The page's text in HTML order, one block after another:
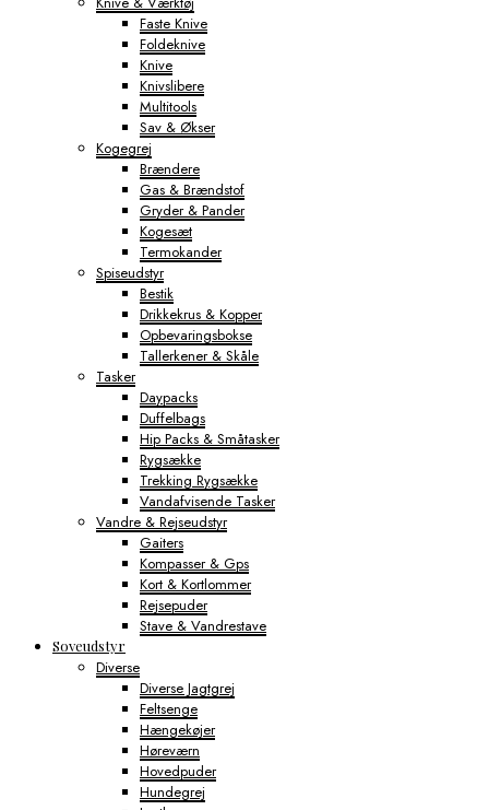
Faste Knive
Foldeknive
Knive
Knivslibere
Multitools
Sav & Økser
Kogegrej
Brændere
Gas & Brændstof
Gryder & Pander
Kogesæt
Termokander
Spiseudstyr
Bestik
Drikkekrus & Kopper
Opbevaringsbokse
Tallerkener & Skåle
Tasker
Daypacks
Duffelbags
Hip Packs & Småtasker
Rygsække
Trekking Rygsække
Vandafvisende Tasker
Vandre & Rejseudstyr
Gaiters
Kompasser & Gps
Kort & Kortlommer
Rejsepuder
Stave & Vandrestave
Soveudstyr
Diverse
Diverse Jagtgrej
Feltsenge
Hængekøjer
Høreværn
Hovedpuder
Hundegrej